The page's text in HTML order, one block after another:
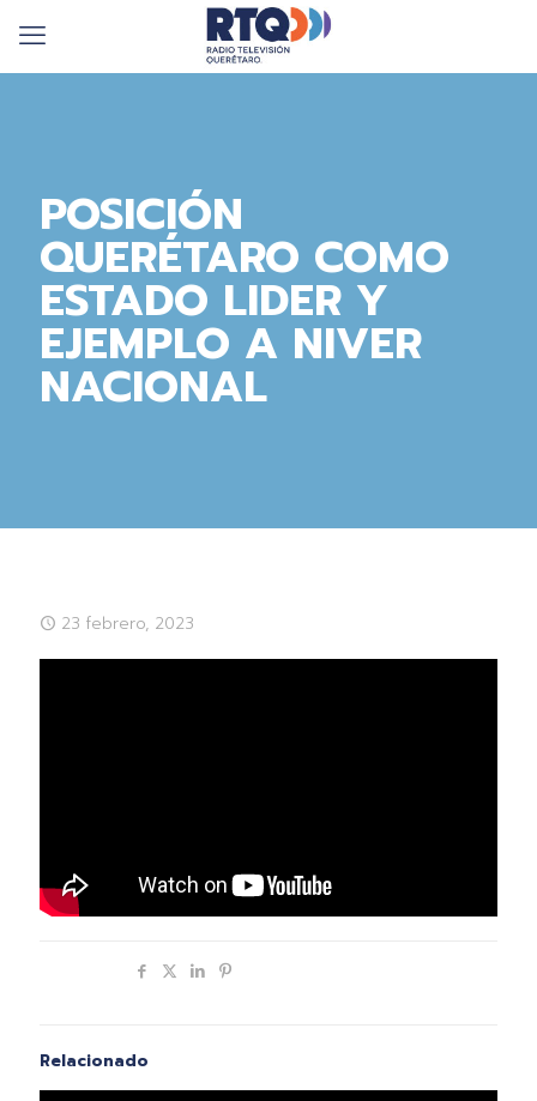
POSICIÓN
QUERÉTARO COMO
ESTADO LIDER Y
EJEMPLO A NIVER
NACIONAL
23 febrero, 2023
Relacionado